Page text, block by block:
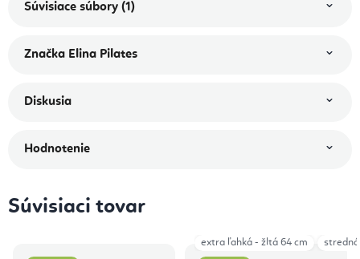
Súvisiace súbory (1)
Značka Elina Pilates
Diskusia
Hodnotenie
Súvisiaci tovar
extra ľahká - žltá 64 cm